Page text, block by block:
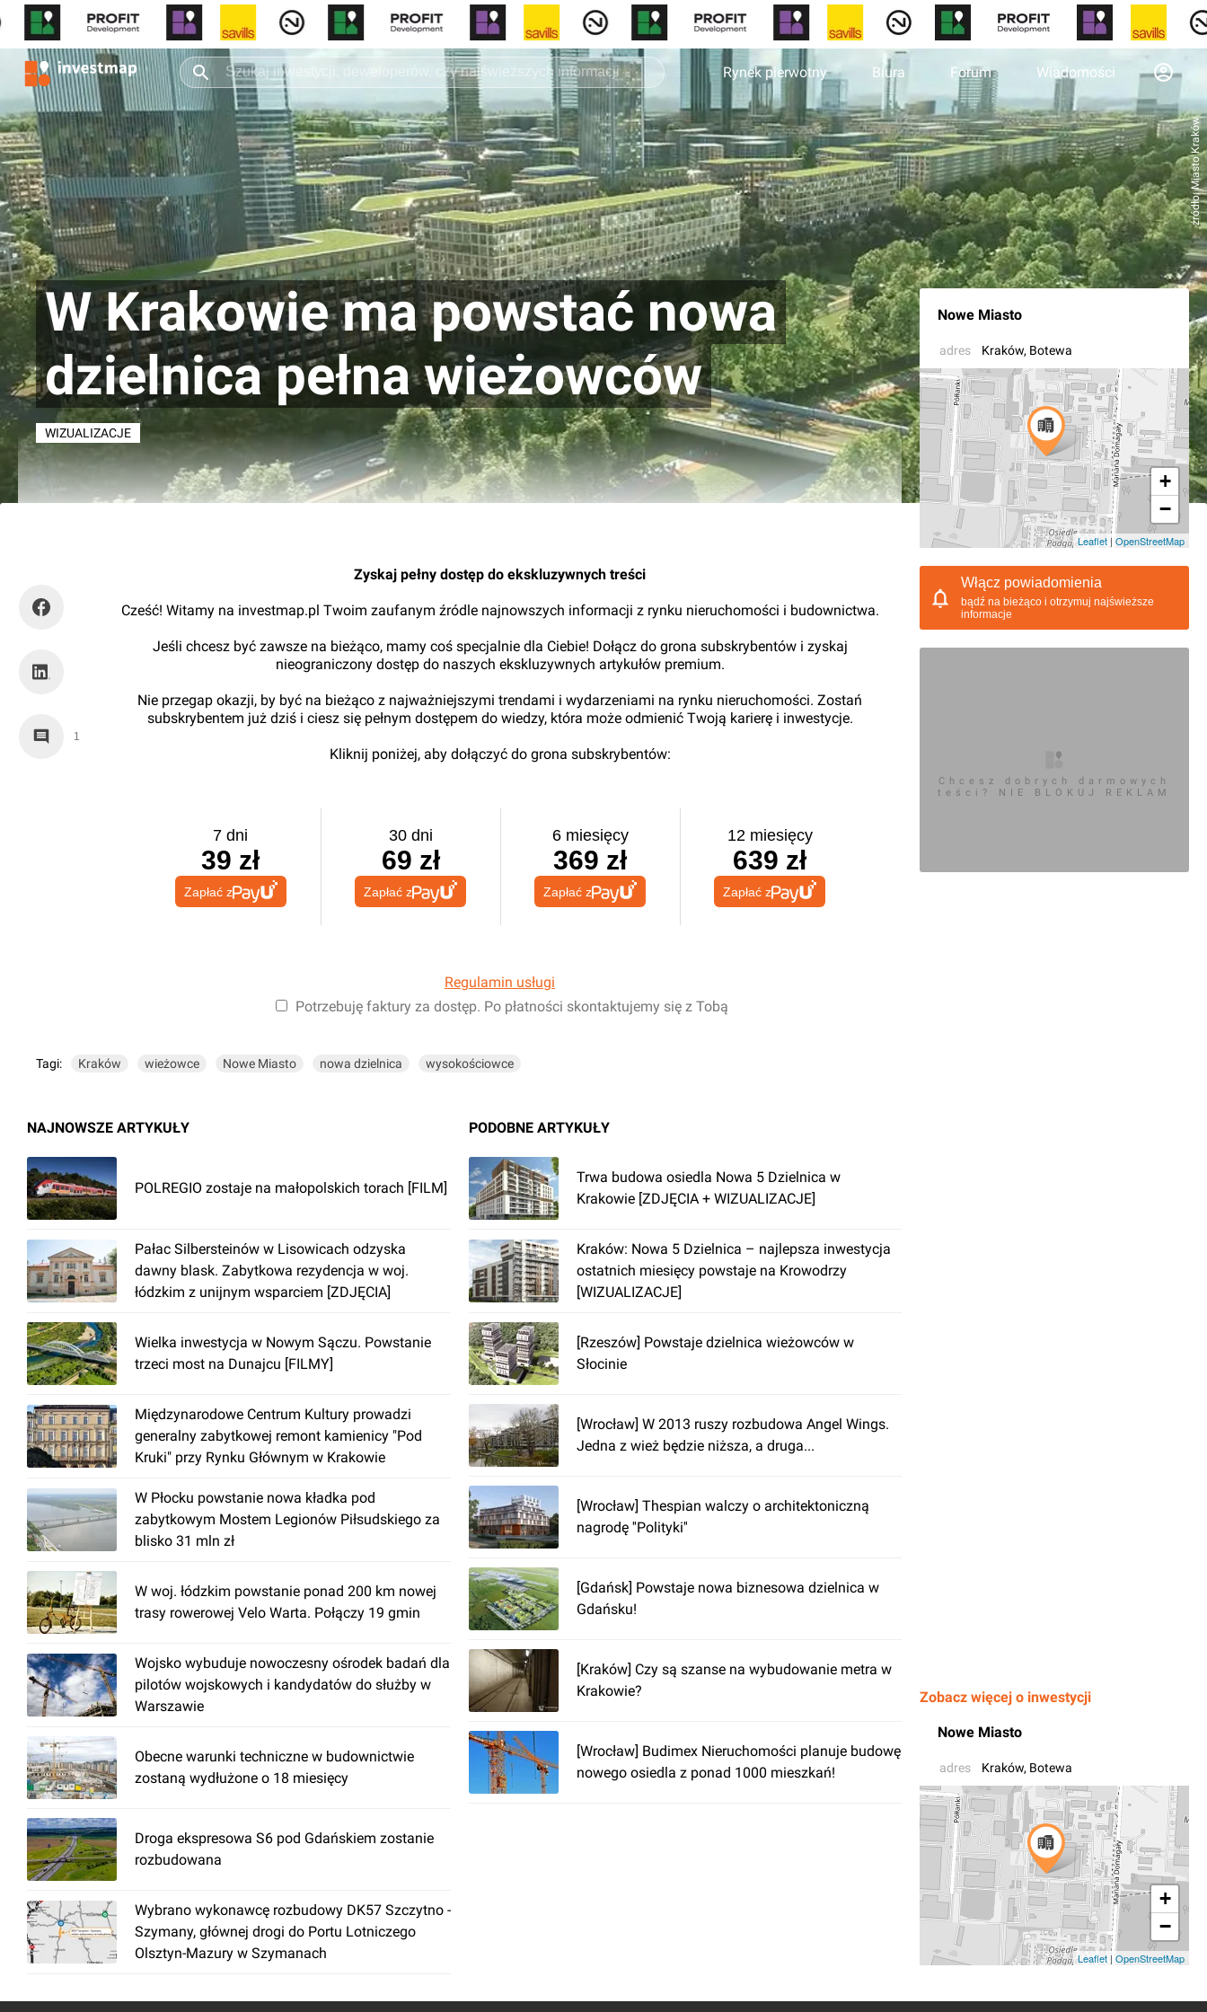
Rynek pierwotny Biura Forum Wiadomości
źródło: Miasto Kraków
W Krakowie ma powstać nowa
dzielnica pełna wieżowców
WIZUALIZACJE
Nowe Miasto
adres Kraków, Botewa
+
−
Leaflet | OpenStreetMap
1
Zyskaj pełny dostęp do ekskluzywnych treści
Cześć! Witamy na investmap.pl Twoim zaufanym źródle najnowszych informacji z rynku nieruchomości i budownictwa.
Jeśli chcesz być zawsze na bieżąco, mamy coś specjalnie dla Ciebie! Dołącz do grona subskrybentów i zyskaj
nieograniczony dostęp do naszych ekskluzywnych artykułów premium.
Nie przegap okazji, by być na bieżąco z najważniejszymi trendami i wydarzeniami na rynku nieruchomości. Zostań
subskrybentem już dziś i ciesz się pełnym dostępem do wiedzy, która może odmienić Twoją karierę i inwestycje.
Kliknij poniżej, aby dołączyć do grona subskrybentów:
7 dni
39 zł
Zapłać z
30 dni
69 zł
Zapłać z
6 miesięcy
369 zł
Zapłać z
12 miesięcy
639 zł
Zapłać z
Regulamin usługi
Potrzebuję faktury za dostęp. Po płatności skontaktujemy się z Tobą
Tagi: Kraków wieżowce Nowe Miasto nowa dzielnica wysokościowce
NAJNOWSZE ARTYKUŁY
POLREGIO zostaje na małopolskich torach [FILM]
Pałac Silbersteinów w Lisowicach odzyska
dawny blask. Zabytkowa rezydencja w woj.
łódzkim z unijnym wsparciem [ZDJĘCIA]
Wielka inwestycja w Nowym Sączu. Powstanie
trzeci most na Dunajcu [FILMY]
Międzynarodowe Centrum Kultury prowadzi
generalny zabytkowej remont kamienicy "Pod
Kruki" przy Rynku Głównym w Krakowie
W Płocku powstanie nowa kładka pod
zabytkowym Mostem Legionów Piłsudskiego za
blisko 31 mln zł
W woj. łódzkim powstanie ponad 200 km nowej
trasy rowerowej Velo Warta. Połączy 19 gmin
Wojsko wybuduje nowoczesny ośrodek badań dla
pilotów wojskowych i kandydatów do służby w
Warszawie
Obecne warunki techniczne w budownictwie
zostaną wydłużone o 18 miesięcy
Droga ekspresowa S6 pod Gdańskiem zostanie
rozbudowana
Wybrano wykonawcę rozbudowy DK57 Szczytno -
Szymany, głównej drogi do Portu Lotniczego
Olsztyn-Mazury w Szymanach
PODOBNE ARTYKUŁY
Trwa budowa osiedla Nowa 5 Dzielnica w
Krakowie [ZDJĘCIA + WIZUALIZACJE]
Kraków: Nowa 5 Dzielnica – najlepsza inwestycja
ostatnich miesięcy powstaje na Krowodrzy
[WIZUALIZACJE]
[Rzeszów] Powstaje dzielnica wieżowców w
Słocinie
[Wrocław] W 2013 ruszy rozbudowa Angel Wings.
Jedna z wież będzie niższa, a druga...
[Wrocław] Thespian walczy o architektoniczną
nagrodę ''Polityki''
[Gdańsk] Powstaje nowa biznesowa dzielnica w
Gdańsku!
[Kraków] Czy są szanse na wybudowanie metra w
Krakowie?
[Wrocław] Budimex Nieruchomości planuje budowę
nowego osiedla z ponad 1000 mieszkań!
Włącz powiadomienia
bądź na bieżąco i otrzymuj najświeższe
informacje
Chcesz dobrych darmowych
teści? NIE BLOKUJ REKLAM
Zobacz więcej o inwestycji
Nowe Miasto
adres Kraków, Botewa
+
−
Leaflet | OpenStreetMap